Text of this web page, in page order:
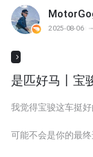
2025-08-06
是匹好马丨宝
我觉得宝骏这车挺好
可能不会是你的最